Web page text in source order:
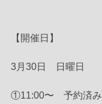
【開催日】
3月30日　日曜日
①11:00〜　予約済み